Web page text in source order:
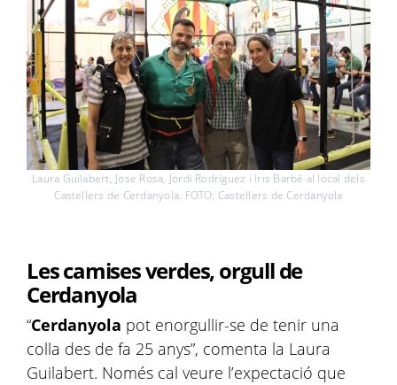
Laura Guilabert, Jose Rosa, Jordi Rodríguez i Iris Barbé al local dels
Castellers de Cerdanyola. FOTO: Castellers de Cerdanyola
Les camises verdes, orgull de
Cerdanyola
“Cerdanyola pot enorgullir-se de tenir una
colla des de fa 25 anys”, comenta la Laura
Guilabert. Només cal veure l’expectació que